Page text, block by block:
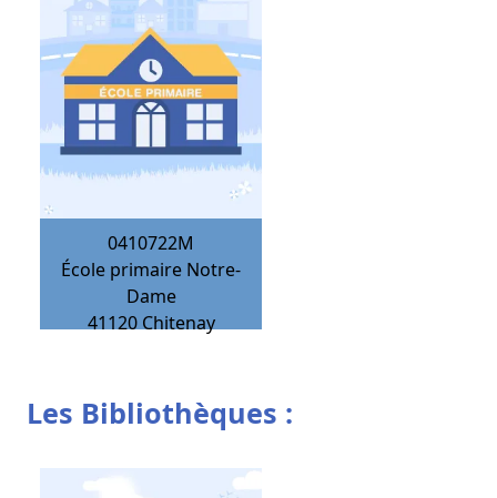
0410722M
École primaire Notre-
Dame
41120 Chitenay
Les Bibliothèques :